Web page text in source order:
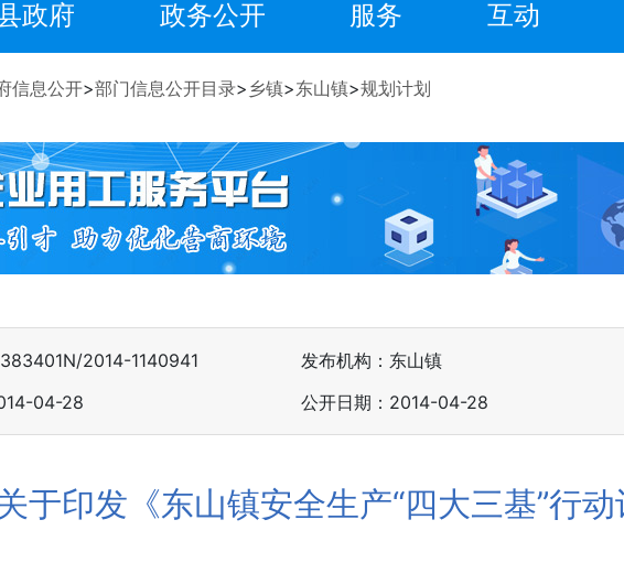
政府 政务公开 服务 互动
信息公开>部门信息公开目录> 乡镇>东山镇>规划计划
2014-1140941 发布机构：东山镇
04-28
公开日期：2014-04-28
于印发《东山镇安全生产“四大三基”行